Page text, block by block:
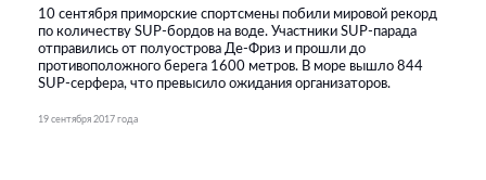
10 сентября приморские спортсмены побили мировой рекорд
по количеству SUP-бордов на воде. Участники SUP-парада
отправились от полуострова Де-Фриз и прошли до
противоположного берега 1600 метров. В море вышло 844
SUP-серфера, что превысило ожидания организаторов.
19 сентября 2017 года